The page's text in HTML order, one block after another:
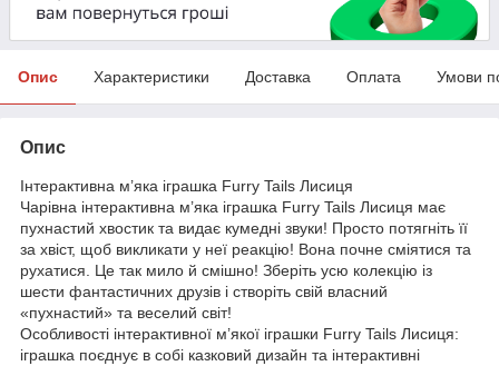
Опис Характеристики Доставка Оплата Умови
Опис
Інтерактивна м’яка іграшка Furry Tails Лисиця
Чарівна інтерактивна м’яка іграшка Furry Tails Лисиця має
пухнастий хвостик та видає кумедні звуки! Просто потягніть її
за хвіст, щоб викликати у неї реакцію! Вона почне сміятися та
рухатися. Це так мило й смішно! Зберіть усю колекцію із
шести фантастичних друзів і створіть свій власний
«пухнастий» та веселий світ!
Особливості інтерактивної м’якої іграшки Furry Tails Лисиця:
іграшка поєднує в собі казковий дизайн та інтерактивні